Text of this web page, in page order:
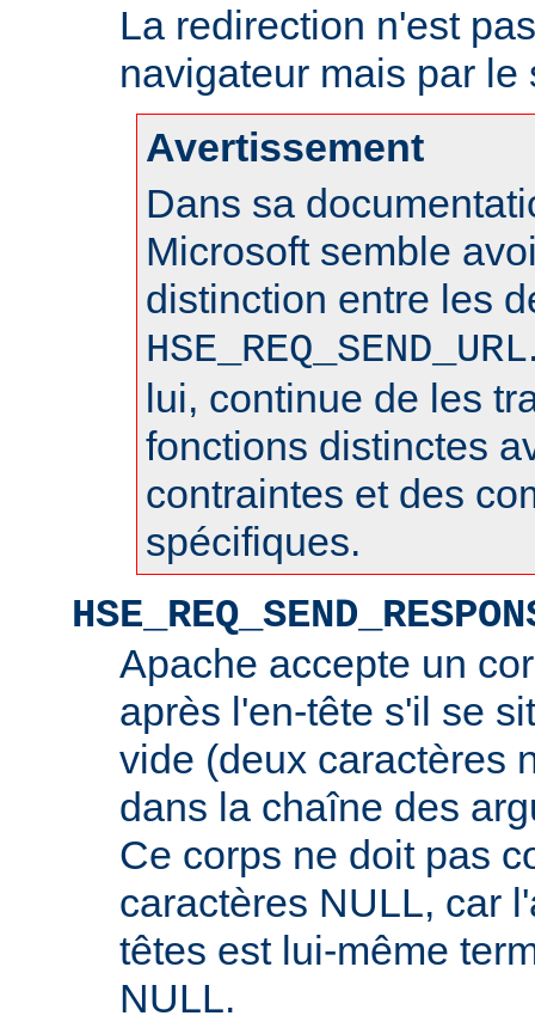
La redirection n'est
navigateur mais par le
Avertissement
Dans sa
Microsoft semble
distinction entre les
HSE_REQ_SEND_URL
lui, continue de les
fonctions distinctes
contraintes et des
spécifiques.
Apache accepte un
après l'en-tête s'il se
vide (deux caractères
dans la chaîne des
Ce corps ne doit pas
caractères NULL, car
têtes est lui-même
NULL.